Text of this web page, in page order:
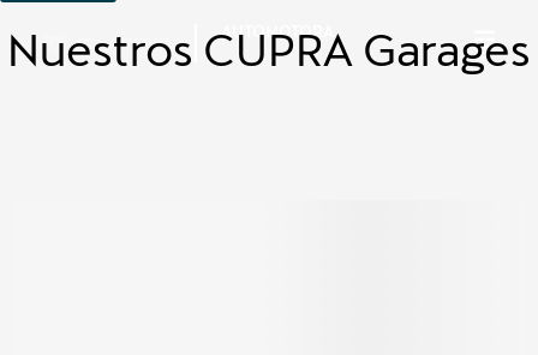
AUTOMOTORA
Nuestros CUPRA Garages